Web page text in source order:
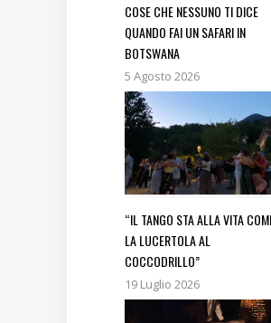
COSE CHE NESSUNO TI DICE
QUANDO FAI UN SAFARI IN
BOTSWANA
5 Agosto 2026
“IL TANGO STA ALLA VITA
LA LUCERTOLA AL
COCCODRILLO”
19 Luglio 2026